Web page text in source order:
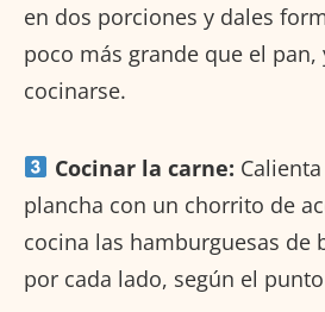
en dos porciones y dales
poco más grande que el pan,
cocinarse.
Cocinar la carne:
plancha con un chorrito de
cocina las hamburguesas de
por cada lado, según el